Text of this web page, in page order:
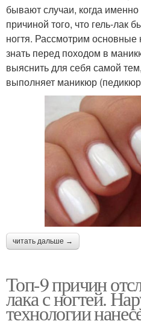
бывают случаи, когда именно
причиной того, что гель-лак
ногтя. Рассмотрим
знать перед походом в
выяснить для себя самой
выполняет маникюр
читать дальше →
Топ-9 причин
лака с ногтей.
технологии